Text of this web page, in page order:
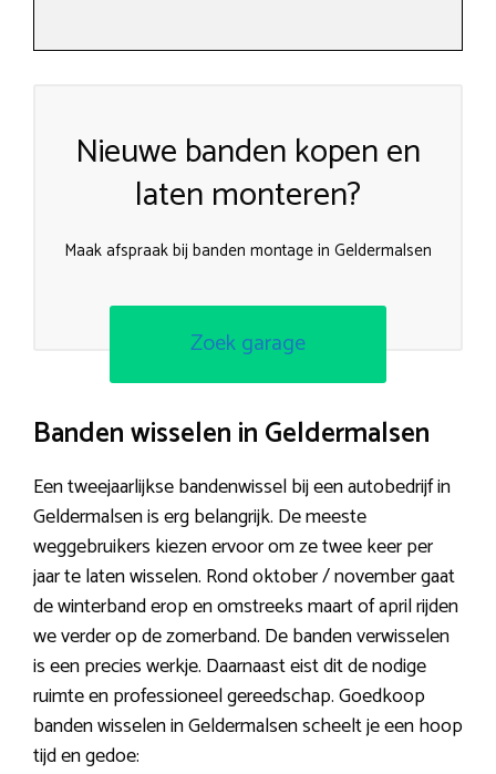
Nieuwe banden kopen en
laten monteren?
Maak afspraak bij banden montage in Geldermalsen
Zoek garage
Banden wisselen in Geldermalsen
Een tweejaarlijkse bandenwissel bij een autobedrijf in
Geldermalsen is erg belangrijk. De meeste
weggebruikers kiezen ervoor om ze twee keer per
jaar te laten wisselen. Rond oktober / november gaat
de winterband erop en omstreeks maart of april rijden
we verder op de zomerband. De banden verwisselen
is een precies werkje. Daarnaast eist dit de nodige
ruimte en professioneel gereedschap. Goedkoop
banden wisselen in Geldermalsen scheelt je een hoop
tijd en gedoe: